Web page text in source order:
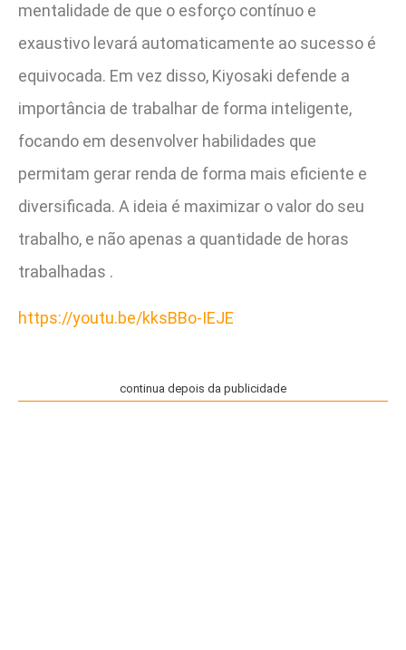
mentalidade de que o esforço contínuo e
exaustivo levará automaticamente ao sucesso é
equivocada. Em vez disso, Kiyosaki defende a
importância de trabalhar de forma inteligente,
focando em desenvolver habilidades que
permitam gerar renda de forma mais eficiente e
diversificada. A ideia é maximizar o valor do seu
trabalho, e não apenas a quantidade de horas
trabalhadas .
https://youtu.be/kksBBo-IEJE
continua depois da publicidade